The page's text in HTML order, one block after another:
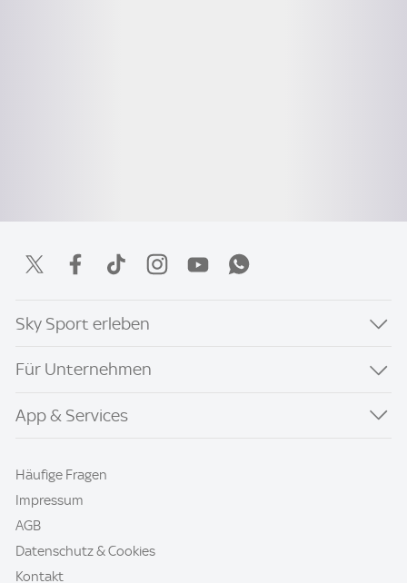
Sky Sport erleben
Für Unternehmen
App & Services
Häufige Fragen
Impressum
AGB
Datenschutz & Cookies
Kontakt